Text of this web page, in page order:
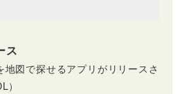
ス
地図で探せるアプリがリリースさ